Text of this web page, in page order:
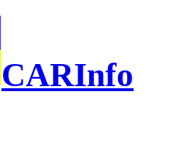
CARInfo